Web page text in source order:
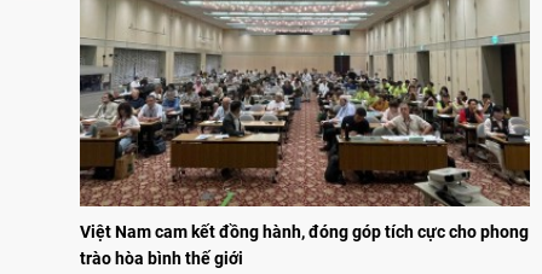
Việt Nam cam kết đồng hành, đóng góp tích cực cho phong
trào hòa bình thế giới